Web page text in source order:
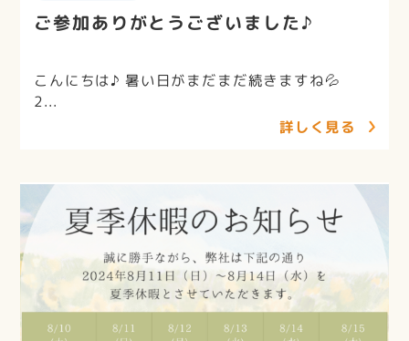
ご参加ありがとうございました♪
こんにちは♪ 暑い日がまだまだ続きますね💦
2...
詳しく見る